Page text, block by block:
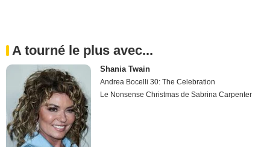
A tourné le plus avec...
Shania Twain
Andrea Bocelli 30: The Celebration
Le Nonsense Christmas de Sabrina Carpenter